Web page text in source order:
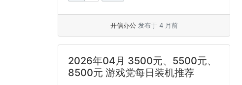
开信办公 发布于 4 月前
2026年04月 3500元、5500元、
8500元 游戏党每日装机推荐